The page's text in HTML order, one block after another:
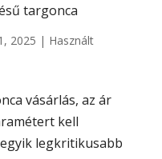
targonca
2025 | Használt
vásárlás, az ár
kell
legkritikusabb